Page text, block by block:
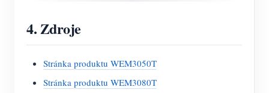
4. Zdroje
Stránka produktu WEM3050T
Stránka produktu WEM3080T